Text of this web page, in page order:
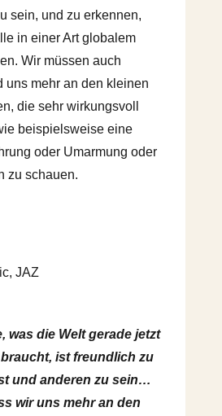
sein, und zu erkennen,
in einer Art globalem
Wir müssen auch
uns mehr an den kleinen
die sehr wirkungsvoll
beispielsweise eine
oder Umarmung oder
zu schauen.
JAZ
was die Welt gerade jetzt
ist freundlich zu
und anderen zu sein…
wir uns mehr an den